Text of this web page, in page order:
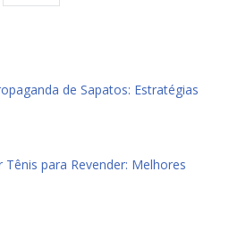
de Sapatos: Estratégias
Tênis para Revender: Melhores